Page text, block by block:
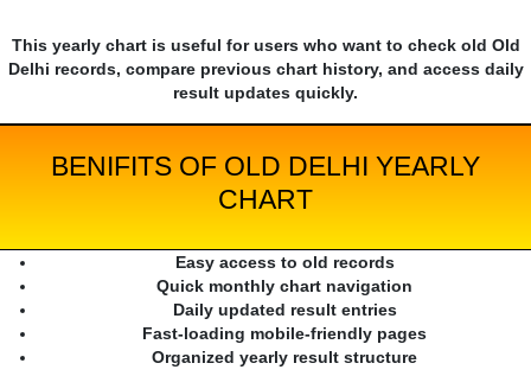
This yearly chart is useful for users who want to check old Old
Delhi records, compare previous chart history, and access daily
result updates quickly.
BENIFITS OF OLD DELHI YEARLY
CHART
Easy access to old records
Quick monthly chart navigation
Daily updated result entries
Fast-loading mobile-friendly pages
Organized yearly result structure